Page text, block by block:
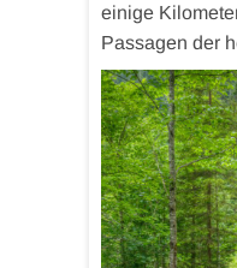
einige
Passagen der